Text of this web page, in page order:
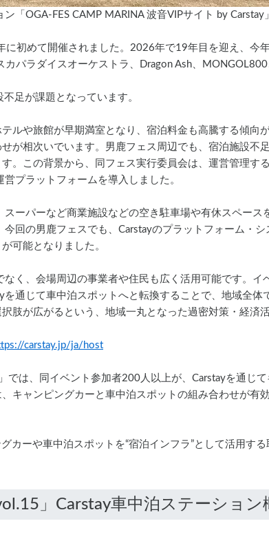
「OGA-FES CAMP MARINA 波音VIPサイト by Carstay
初めて開催されました。2026年で19年目を迎え、今
パラダイスオーケストラ、Dragon Ash、
足が課題となっています。
ルや旅館が早期満室となり、宿泊料金も高騰する傾向
が相次いでいます。男鹿フェス周辺でも、宿泊施設不
。この背景から、同フェス実行委員会は、運営管理す
プラットフォームを導入しました。
ーパーなど商業施設などの空き駐車場や有休スペース
回の男鹿フェスでも、Carstayのプラットフォーム・シ
可能となりました。
く、会場周辺の事業者や住民も広く活用可能です。イ
通じて車中泊スポットへと転換することで、地域全体
肢が広がるという、地域一丸となった過密対策・経済
carstay.jp/ja/host
では、同イベント参加者200人以上が、Carstayを通じ
キャンピングカーと車中泊スポットの組み合わせが有
カーや車中泊スポットを“宿泊インフラ”として活用す